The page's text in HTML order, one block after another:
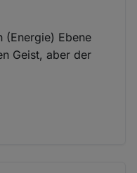
(Energie) Ebene
Geist, aber der